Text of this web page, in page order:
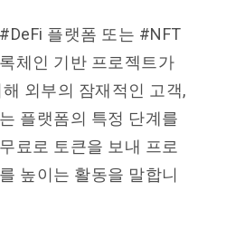
플랫폼 또는 #NFT
체인 기반 프로젝트가
외부의 잠재적인 고객,
플랫폼의 특정 단계를
료로 토큰을 보내 프로
높이는 활동을 말합니